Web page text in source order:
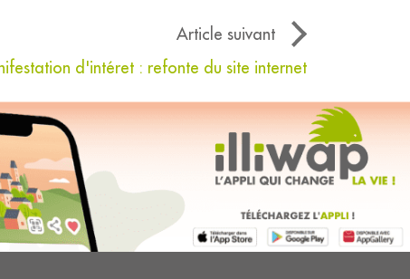
Article suivant
d'intéret : refonte du site internet